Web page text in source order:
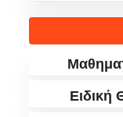
Ειδική